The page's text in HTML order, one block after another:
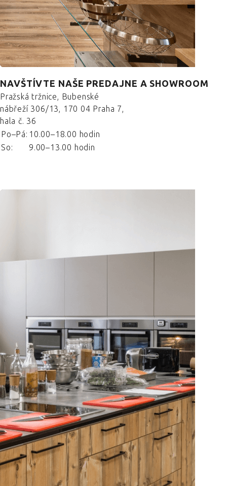
NAVŠTÍVTE NAŠE PREDAJNE A SHOWROOM
Pražská tržnice, Bubenské
nábřeží 306/13, 170 04 Praha 7,
hala č. 36
Po–Pá: 10.00–18.00 hodin
So:
9.00–13.00 hodin